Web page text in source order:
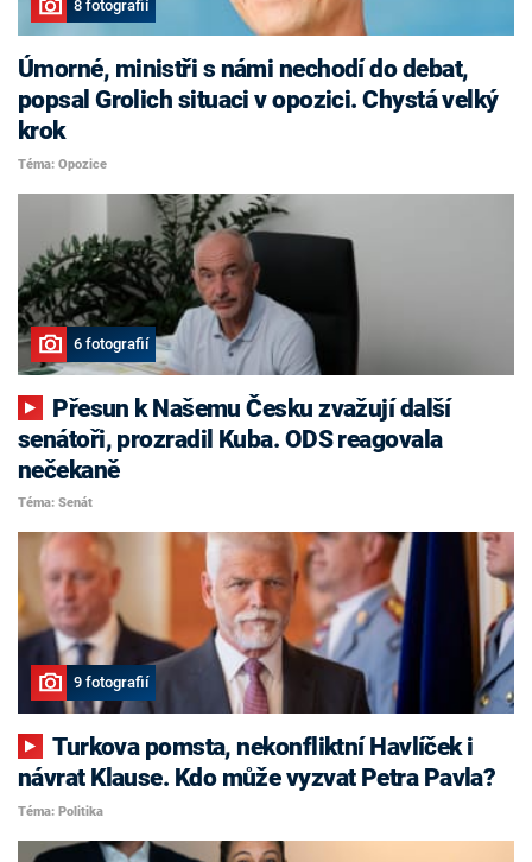
8 fotografií
Úmorné, ministři s námi nechodí do debat,
popsal Grolich situaci v opozici. Chystá velký
krok
Téma: Opozice
6 fotografií
senátoři, prozradil Kuba. ODS reagovala
nečekaně
Téma: Senát
9 fotografií
Turkova pomsta, nekonfliktní Havlíček i
návrat Klause. Kdo může vyzvat Petra Pavla?
Téma: Politika